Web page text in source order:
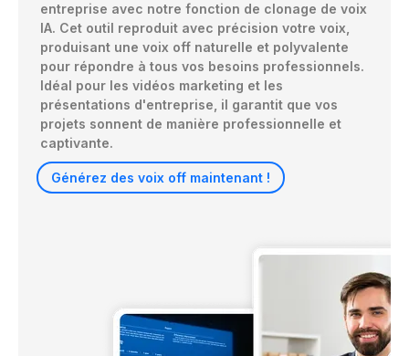
entreprise avec notre fonction de clonage de voix
IA. Cet outil reproduit avec précision votre voix,
produisant une voix off naturelle et polyvalente
pour répondre à tous vos besoins professionnels.
Idéal pour les vidéos marketing et les
présentations d'entreprise, il garantit que vos
projets sonnent de manière professionnelle et
captivante.
Générez des voix off maintenant !